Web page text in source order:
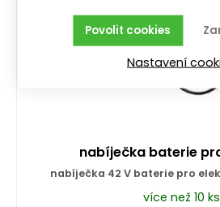
nabíječka baterie
nabíječka 42 V baterie pro
více než 10 ks
Povolit cookies
Nastavení